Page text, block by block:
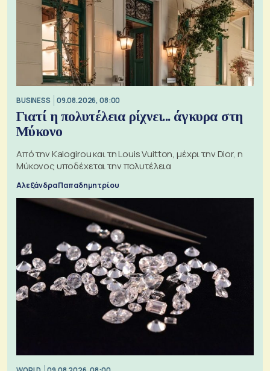
BUSINESS 09.08.2026, 08:00
Γιατί η πολυτέλεια ρίχνει... άγκυρα στη
Μύκονο
Από την Kalogirou και τη Louis Vuitton, μέχρι την Dior, η
Μύκονος υποδέχεται την πολυτέλεια
Αλεξάνδρα Παπαδημητρίου